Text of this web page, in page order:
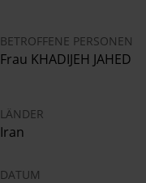
BETROFFENE PERSONEN
Frau KHADIJEH JAHED
LÄNDER
Iran
DATUM